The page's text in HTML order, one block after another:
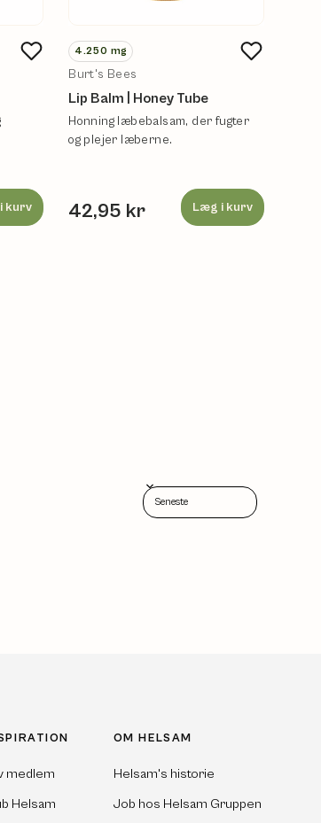
kurv
4.250 mg
Burt's Bees
Lip Balm | Honey Tube
Honning læbebalsam, der fugter
og plejer læberne.
42,95 kr Læg i kurv
Sort reviews by
medlem
Helsam
OM HELSAM
Helsam's historie
Job hos Helsam Gruppen